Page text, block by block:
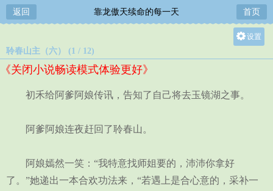
返回 靠龙傲天续命的每一天 首页
设置
中
聆春山主（六） (1 / 12)
《关闭小说畅读模式体验更好》
初禾给阿爹阿娘传讯，告知了自己将去玉镜湖之事。
阿爹阿娘连夜赶回了聆春山。
阿娘嫣然一笑：“我特意找师姐要的，沛沛你拿好
了。”她递出一本合欢功法来，“若遇上是合心意的，采补一